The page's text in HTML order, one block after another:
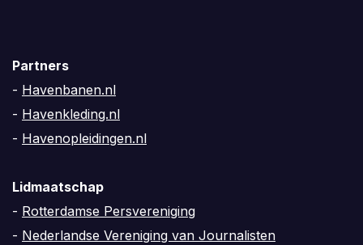
Partners
- Havenbanen.nl
- Havenkleding.nl
- Havenopleidingen.nl
Lidmaatschap
- Rotterdamse Persvereniging
- Nederlandse Vereniging van Journalisten